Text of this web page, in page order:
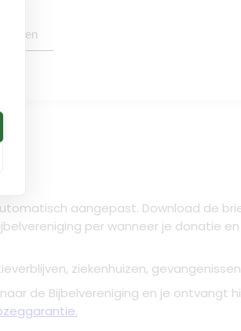
aangepast. Download de
per wanneer je donatie
ziekenhuizen,
de Bijbelvereniging en je ontvangt